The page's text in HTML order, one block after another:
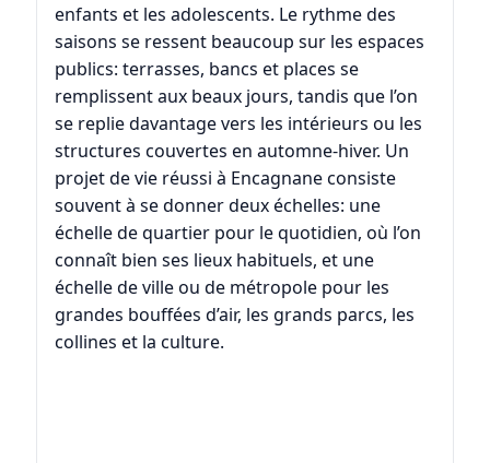
enfants et les adolescents. Le rythme des
saisons se ressent beaucoup sur les espaces
publics: terrasses, bancs et places se
remplissent aux beaux jours, tandis que l’on
se replie davantage vers les intérieurs ou les
structures couvertes en automne-hiver. Un
projet de vie réussi à Encagnane consiste
souvent à se donner deux échelles: une
échelle de quartier pour le quotidien, où l’on
connaît bien ses lieux habituels, et une
échelle de ville ou de métropole pour les
grandes bouffées d’air, les grands parcs, les
collines et la culture.